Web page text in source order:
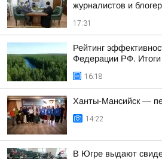
журналистов и
17:31
Рейтинг
Федерации РФ. Итоги
16:18
Ханты-Мансийск —
14:22
В Югре выдают